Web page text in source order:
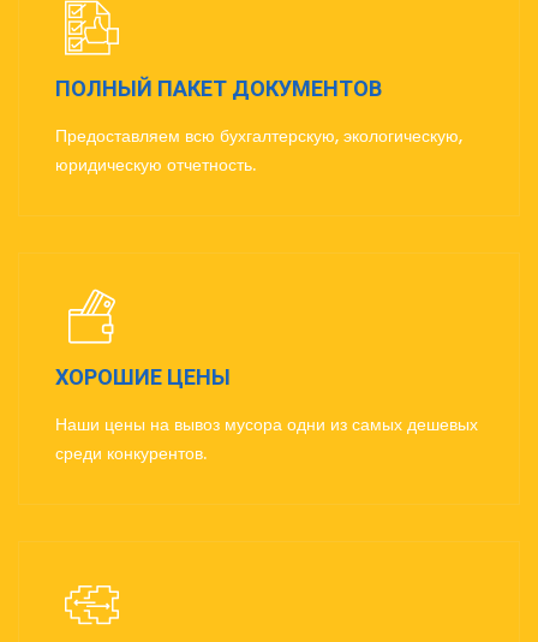
ПОЛНЫЙ ПАКЕТ ДОКУМЕНТОВ
Предоставляем всю бухгалтерскую, экологическую,
юридическую отчетность.
ХОРОШИЕ ЦЕНЫ
Наши цены на вывоз мусора одни из самых дешевых
среди конкурентов.